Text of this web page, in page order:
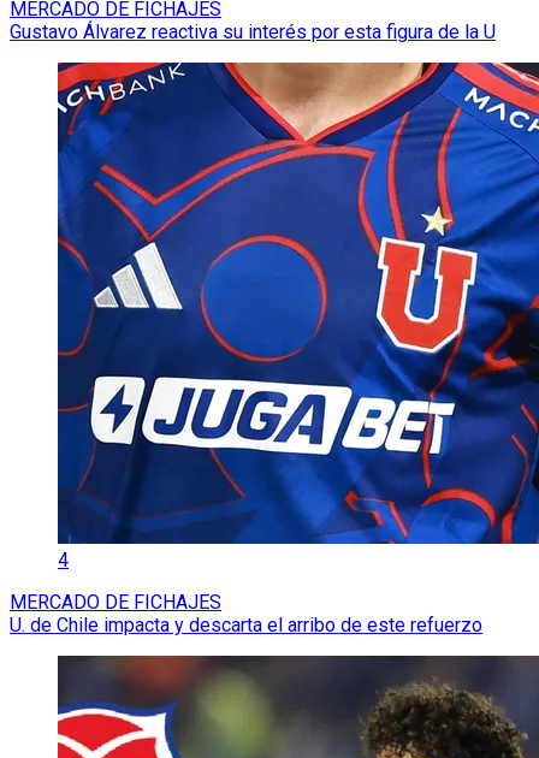
MERCADO DE FICHAJES
Gustavo Álvarez reactiva su interés por esta figura de la U
4
MERCADO DE FICHAJES
U. de Chile impacta y descarta el arribo de este refuerzo